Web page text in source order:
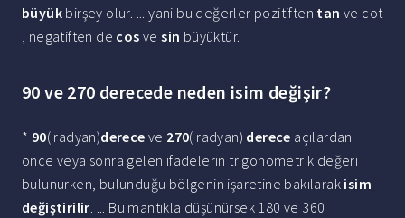
büyük birşey olur. ... yani bu değerler pozitiften tan ve cot
, negatiften de cos vesin büyüktür.
90 ve 270 derecede neden isim değişir?
* 90( radyan)derece ve 270( radyan) derece açılardan
önce veya sonra gelen ifadelerin trigonometrik değeri
bulunurken, bulunduğu bölgenin işaretine bakılarak isim
değiştirilir. ... Bu mantıkla düşünürsek 180 ve 360